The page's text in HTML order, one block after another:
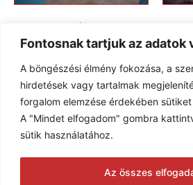
Fontosnak tartjuk az adatok
A böngészési élmény fokozása, a
hirdetések vagy tartalmak
forgalom elemzése érdekében
A "Mindet elfogadom" gombra
sütik használatához.
Az összes
Kandallók KK-124